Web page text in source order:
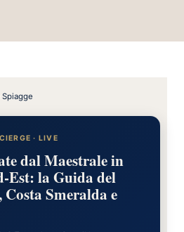
· LIVE
dal Maestrale in
Est: la Guida del
Smeralda e